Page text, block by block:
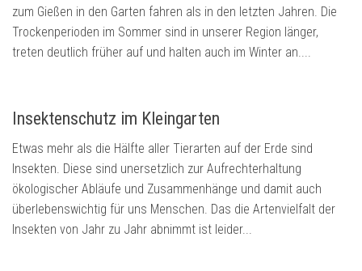
zum Gießen in den Garten fahren als in den letzten Jahren. Die
Trockenperioden im Sommer sind in unserer Region länger,
treten deutlich früher auf und halten auch im Winter an....
Insektenschutz im Kleingarten
Etwas mehr als die Hälfte aller Tierarten auf der Erde sind
Insekten. Diese sind unersetzlich zur Aufrechterhaltung
ökologischer Abläufe und Zusammenhänge und damit auch
überlebenswichtig für uns Menschen. Das die Artenvielfalt der
Insekten von Jahr zu Jahr abnimmt ist leider...